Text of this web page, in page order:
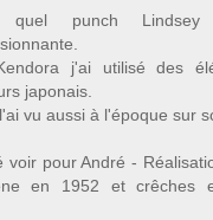
quel punch Lindsey
j'ai utilisé des
japonais.
vu aussi à l'époque sur
voir pour André -
en 1952 et crêches